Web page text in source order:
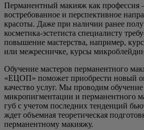
Перманентный макияж как профессия
востребованное и перспективное
красоты. Даже при наличии ранее
косметика-эстетиста специалисту
повышение мастерства, например,
или межресничке, курсы
Обучение мастеров перманентного
«ЕЦОП» поможет приобрести новый
качество услуг. Мы проводим
микропигментации и перманентного
губ с учетом последних тенденций
ждет объемная теоретическая
перманентному макияжу.